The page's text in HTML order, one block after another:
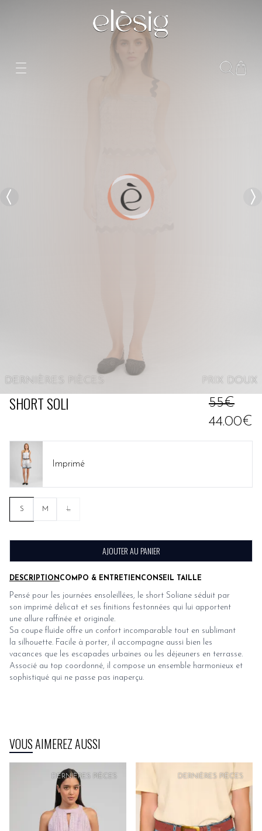
PRIX DOUX
DERNIÈRES PIÈCES
SHORT SOLI
55€
44.00€
DESCRIPTIONCOMPO & ENTRETIENCONSEIL TAILLE
Pensé pour les journées ensoleillées, le short Soliane séduit par
son imprimé délicat et ses finitions festonnées qui lui apportent
une allure raffinée et originale.
Sa coupe fluide offre un confort incomparable tout en sublimant
la silhouette. Facile à porter, il accompagne aussi bien les
vacances que les escapades urbaines ou les déjeuners en terrasse.
Associé au top coordonné, il compose un ensemble harmonieux et
sophistiqué qui ne passe pas inaperçu.
Imprimé
S M L
AJOUTER AU PANIER
VOUS AIMEREZ AUSSI
PRIX DOUX
DERNIÈRES PIÈCES DERNIÈRES PIÈCES